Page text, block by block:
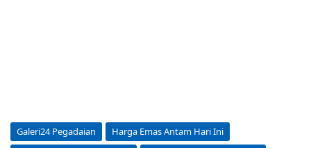
Galeri24 Pegadaian
Harga Emas Antam Hari Ini